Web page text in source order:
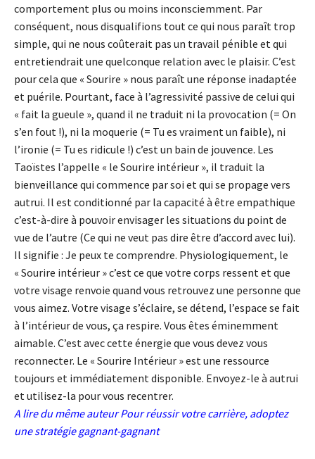
comportement plus ou moins inconsciemment. Par
conséquent, nous disqualifions tout ce qui nous paraît trop
simple, qui ne nous coûterait pas un travail pénible et qui
entretiendrait une quelconque relation avec le plaisir. C’est
pour cela que « Sourire » nous paraît une réponse inadaptée
et puérile. Pourtant, face à l’agressivité passive de celui qui
« fait la gueule », quand il ne traduit ni la provocation (= On
s’en fout !), ni la moquerie (= Tu es vraiment un faible), ni
l’ironie (= Tu es ridicule !) c’est un bain de jouvence. Les
Taoïstes l’appelle « le Sourire intérieur », il traduit la
bienveillance qui commence par soi et qui se propage vers
autrui. Il est conditionné par la capacité à être empathique
c’est-à-dire à pouvoir envisager les situations du point de
vue de l’autre (Ce qui ne veut pas dire être d’accord avec lui).
Il signifie : Je peux te comprendre. Physiologiquement, le
« Sourire intérieur » c’est ce que votre corps ressent et que
votre visage renvoie quand vous retrouvez une personne que
vous aimez. Votre visage s’éclaire, se détend, l’espace se fait
à l’intérieur de vous, ça respire. Vous êtes éminemment
aimable. C’est avec cette énergie que vous devez vous
reconnecter. Le « Sourire Intérieur » est une ressource
toujours et immédiatement disponible. Envoyez-le à autrui
et utilisez-la pour vous recentrer.
A lire du même auteurPour réussir votre carrière, adoptez
une stratégie gagnant-gagnant